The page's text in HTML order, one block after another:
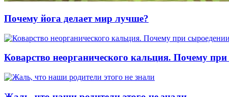
Почему йога делает мир лучше?
Коварство неорганического кальция. Почему